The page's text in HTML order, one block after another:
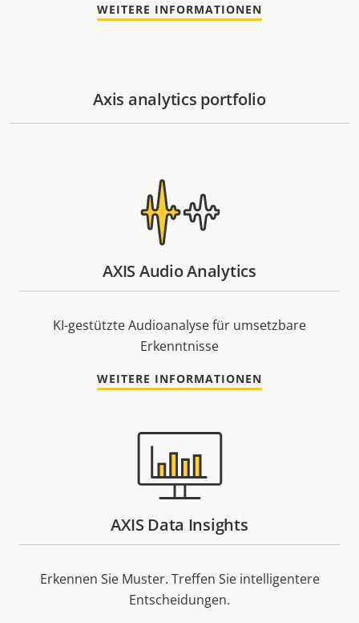
WEITERE INFORMATIONEN
Axis analytics portfolio
AXIS Audio Analytics
KI-gestützte Audioanalyse für umsetzbare
Erkenntnisse
WEITERE INFORMATIONEN
AXIS Data Insights
Erkennen Sie Muster. Treffen Sie intelligentere
Entscheidungen.